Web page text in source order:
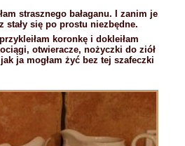
strasznego bałaganu. I zanim je
stały się po prostu niezbędne.
koronkę i dokleiłam
otwieracze, nożyczki do ziół
ja mogłam żyć bez tej szafeczki